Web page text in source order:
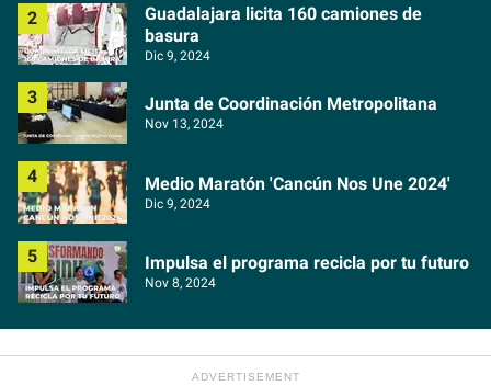
Guadalajara licita 160 camiones de
basura
Dic 9, 2024
Junta de Coordinación Metropolitana
Nov 13, 2024
Medio Maratón 'Cancún Nos Une 2024'
Dic 9, 2024
Impulsa el programa recicla por tu futuro
Nov 8, 2024